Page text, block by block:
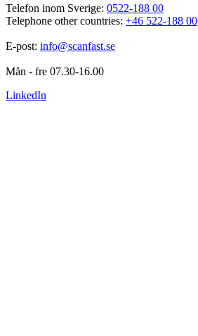
Telefon inom Sverige: 0522-188 00
Telephone other countries: +46 522-188 00
E-post: info@scanfast.se
Mån - fre 07.30-16.00
LinkedIn